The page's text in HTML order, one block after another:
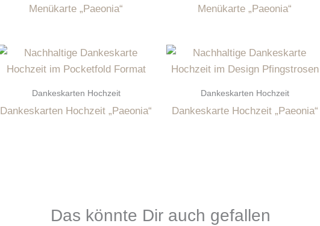
Menükarte „Paeonia“ Menükarte „Paeonia“
Dankeskarten Hochzeit
Dankeskarten Hochzeit „Paeonia“
Dankeskarten Hochzeit
Dankeskarte Hochzeit „Paeonia“
Das könnte Dir auch gefallen